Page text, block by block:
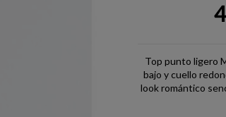
Top punto ligero
bajo y cuello
look romántico